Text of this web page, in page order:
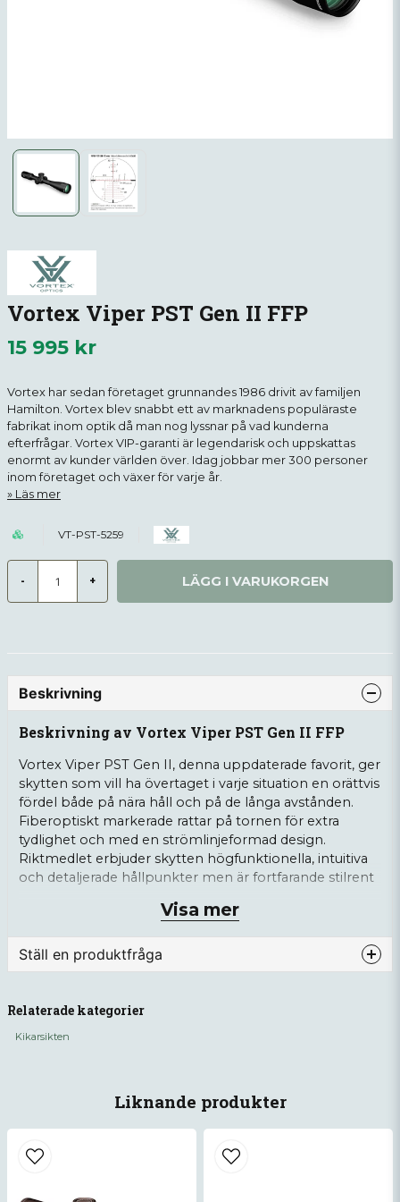
Vortex Viper PST Gen II FFP
15 995 kr
Vortex har sedan företaget grunnandes 1986 drivit av familjen
Hamilton. Vortex blev snabbt ett av marknadens populäraste
fabrikat inom optik då man nog lyssnar på vad kunderna
efterfrågar. Vortex VIP-garanti är legendarisk och uppskattas
enormt av kunder världen över. Idag jobbar mer 300 personer
inom företaget och växer för varje år.
Läs mer
VT-PST-5259
- + LÄGG I VARUKORGEN
Liknande produkter
Beskrivning
Beskrivning av Vortex Viper PST Gen II FFP
Vortex Viper PST Gen II, denna uppdaterade favorit, ger
skytten som vill ha övertaget i varje situation en orättvis
fördel både på nära håll och på de långa avstånden.
Fiberoptiskt markerade rattar på tornen för extra
tydlighet och med en strömlinjeformad design.
Riktmedlet erbjuder skytten högfunktionella, intuitiva
och detaljerade hållpunkter men är fortfarande stilrent
Information
från kant-till-kant
XD Lins Element - Premium glas med
ljusgenomsläpp
ArmorTek skyddar de yttre linserna från
Visa mer
Ställ en produktfråga
Fråga oss något om denna produkten...
email
Mejladress
Relaterade kategorier
Kikarsikten